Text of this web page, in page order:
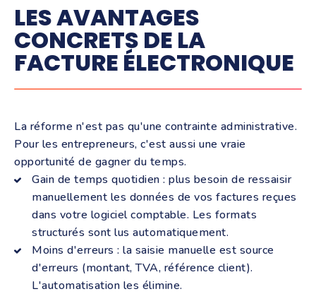
LES AVANTAGES
CONCRETS DE LA
FACTURE ÉLECTRONIQUE
La réforme n'est pas qu'une contrainte administrative.
Pour les entrepreneurs, c'est aussi une vraie
opportunité de gagner du temps.
Gain de temps quotidien : plus besoin de ressaisir
manuellement les données de vos factures reçues
dans votre logiciel comptable. Les formats
structurés sont lus automatiquement.
Moins d'erreurs : la saisie manuelle est source
d'erreurs (montant, TVA, référence client).
L'automatisation les élimine.